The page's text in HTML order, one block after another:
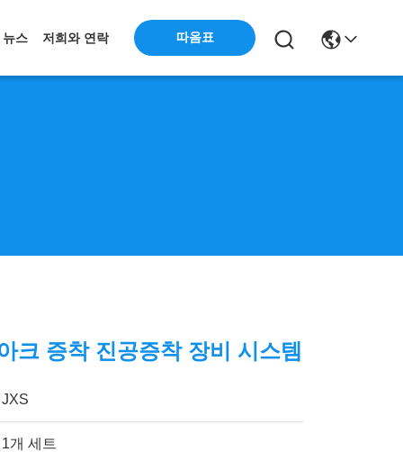
뉴스 저희와 연락 따옴표
크 증착 진공증착 장비 시스템
JXS
1개 세트